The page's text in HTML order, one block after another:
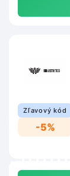
Zľavový kód
-5%